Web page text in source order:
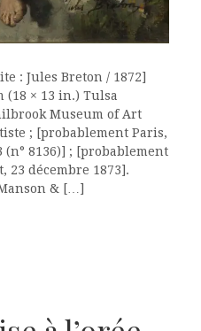
: Jules Breton / 1872]
(18 × 13 in.) Tulsa
Museum of Art
; [probablement Paris,
8136)] ; [probablement
23 décembre 1873].
& […]